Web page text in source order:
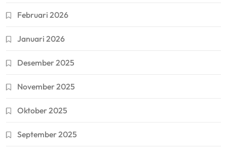
Februari 2026
Januari 2026
Desember 2025
November 2025
Oktober 2025
September 2025